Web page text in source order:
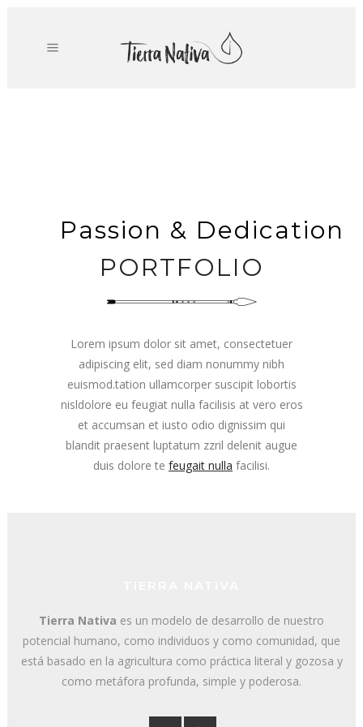
Passion & Dedication
PORTFOLIO
Lorem ipsum dolor sit amet, consectetuer
adipiscing elit, sed diam nonummy nibh
euismod.tation ullamcorper suscipit lobortis
nisldolore eu feugiat nulla facilisis at vero eros
et accumsan et iusto odio dignissim qui
blandit praesent luptatum zzril delenit augue
duis dolore te feugait nulla facilisi.
Tierra Nativa es un modelo de desarrollo de nuestro
potencial humano, como individuos y como comunidad, que
está basado en la agricultura como práctica literal y gozosa y
como metáfora profunda, simple y poderosa.